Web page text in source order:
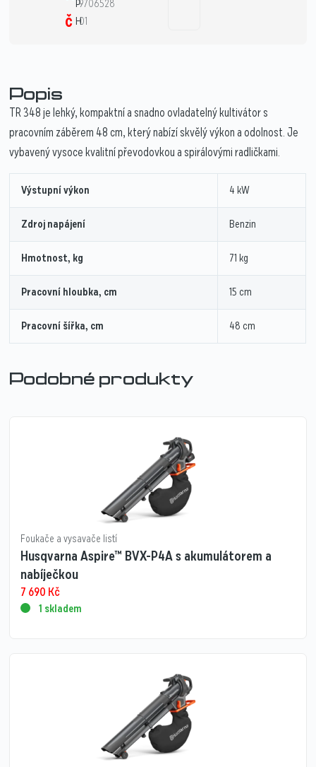
č
P
H
9706528
01
Popis
TR 348 je lehký, kompaktní a snadno ovladatelný kultivátor s
pracovním záběrem 48 cm, který nabízí skvělý výkon a odolnost. Je
vybavený vysoce kvalitní převodovkou a spirálovými radličkami.
Výstupní výkon 4 kW
Zdroj napájení Benzin
Hmotnost, kg 71 kg
Pracovní hloubka, cm 15 cm
Pracovní šířka, cm 48 cm
Podobné produkty
Foukače a vysavače listí
Husqvarna Aspire™ BVX-P4A s akumulátorem a
nabíječkou
7 690 Kč
1 skladem